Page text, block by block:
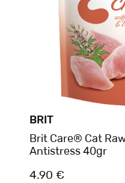
BRIT
Brit Care® Cat
Antistress 40gr
4.90 €